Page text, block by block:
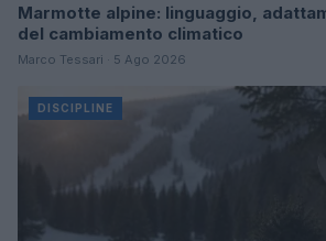
Marmotte alpine: linguaggio,
del cambiamento climatico
Marco Tessari · 5 Ago 2026
DISCIPLINE